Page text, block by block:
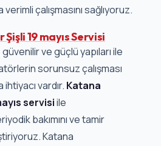
çalışmasını sağlıyoruz.
19 mayıs Servisi
ve güçlü yapıları ile
sorunsuz çalışması
vardır. Katana
servisiile
bakımını ve tamir
Katana